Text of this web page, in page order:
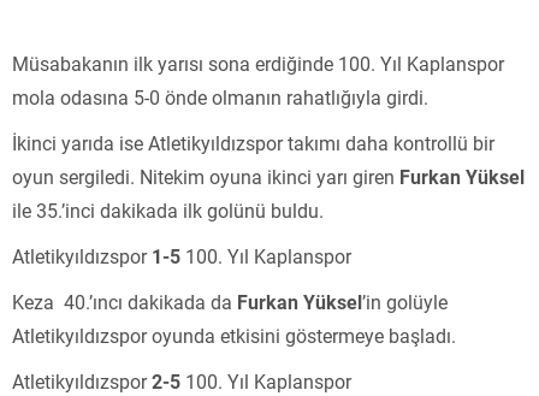
Müsabakanın ilk yarısı sona erdiğinde 100. Yıl Kaplanspor
mola odasına 5-0 önde olmanın rahatlığıyla girdi.
İkinci yarıda ise Atletikyıldızspor takımı daha kontrollü bir
oyun sergiledi. Nitekim oyuna ikinci yarı giren Furkan Yüksel
ile 35.’inci dakikada ilk golünü buldu.
Atletikyıldızspor1-5 100. Yıl Kaplanspor
Keza 40.’ıncı dakikada da Furkan Yüksel’in golüyle
Atletikyıldızspor oyunda etkisini göstermeye başladı.
Atletikyıldızspor2-5 100. Yıl Kaplanspor